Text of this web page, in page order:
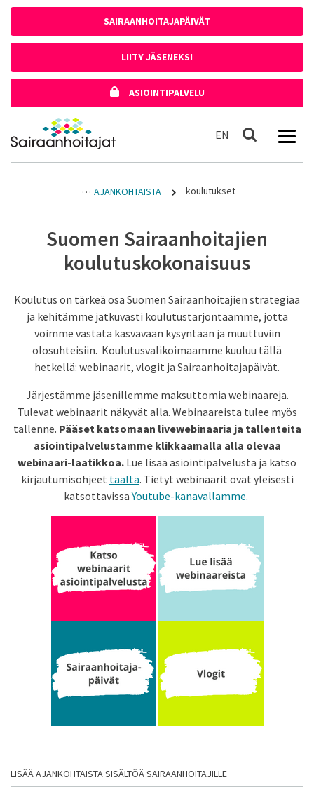
SAIRAANHOITAJAPÄIVÄT
LIITY JÄSENEKSI
ASIOINTIPALVELU
Etusivulle
EN In English
Haku
AJANKOHTAISTA koulutukset
Suomen Sairaanhoitajien
koulutuskokonaisuus
Koulutus on tärkeä osa Suomen Sairaanhoitajien strategiaa
ja kehitämme jatkuvasti koulutustarjontaamme, jotta
voimme vastata kasvavaan kysyntään ja muuttuviin
olosuhteisiin. Koulutusvalikoimaamme kuuluu tällä
hetkellä: webinaarit, vlogit ja Sairaanhoitajapäivät.
Järjestämme jäsenillemme maksuttomia webinaareja.
Tulevat webinaarit näkyvät alla. Webinaareista tulee myös
tallenne. Pääset katsomaan livewebinaaria ja tallenteita
asiointipalvelustamme klikkaamalla alla olevaa
webinaari-laatikkoa. Lue lisää asiointipalvelusta ja katso
kirjautumisohjeet täältä. Tietyt webinaarit ovat yleisesti
katsottavissaYoutube-kanavallamme.
LISÄÄ AJANKOHTAISTA SISÄLTÖÄ SAIRAANHOITAJILLE